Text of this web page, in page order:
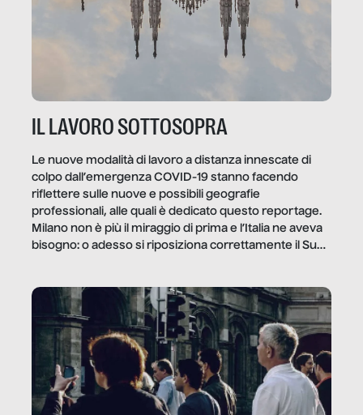
IL LAVORO SOTTOSOPRA
Le nuove modalità di lavoro a distanza innescate di
colpo dall’emergenza COVID-19 stanno facendo
riflettere sulle nuove e possibili geografie
professionali, alle quali è dedicato questo reportage.
Milano non è più il miraggio di prima e l’Italia ne aveva
bisogno: o adesso si riposiziona correttamente il Sud